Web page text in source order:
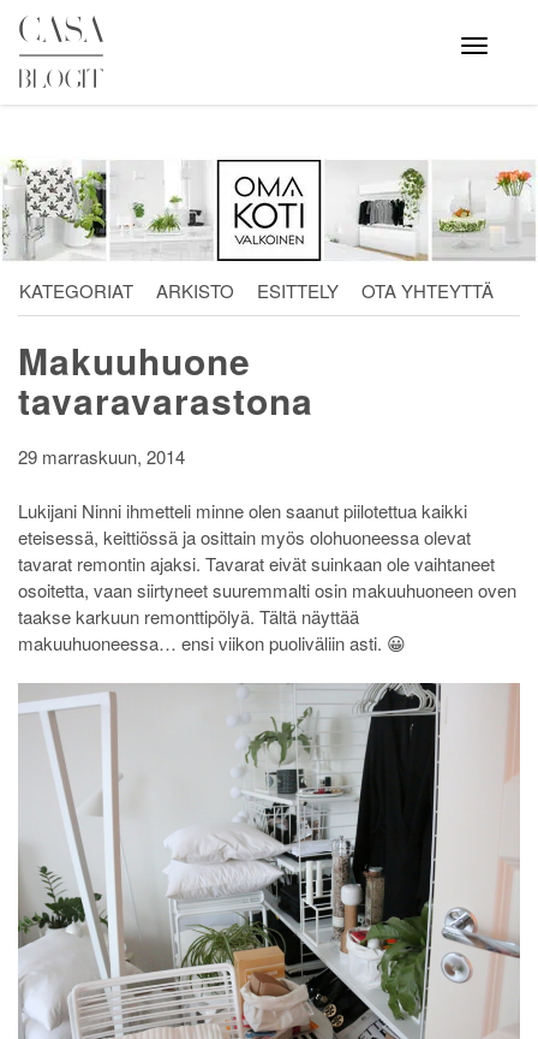
Skip
content
Avaa
valikko
KATEGORIAT ARKISTO ESITTELY OTA YHTEYTTÄ
Makuuhuone
tavaravarastona
29 marraskuun, 2014
Lukijani Ninni ihmetteli minne olen saanut piilotettua kaikki
eteisessä, keittiössä ja osittain myös olohuoneessa olevat
tavarat remontin ajaksi. Tavarat eivät suinkaan ole vaihtaneet
osoitetta, vaan siirtyneet suuremmalti osin makuuhuoneen oven
taakse karkuun remonttipölyä. Tältä näyttää
makuuhuoneessa… ensi viikon puoliväliin asti. 😀